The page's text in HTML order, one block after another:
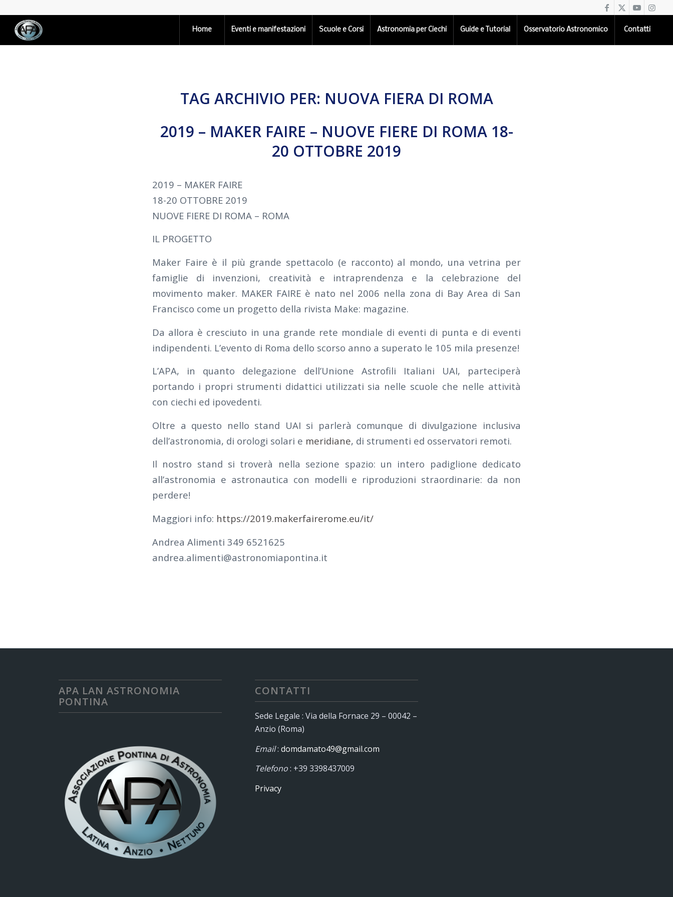
Home Eventi e manifestazioni Scuole e Corsi Astronomia per Ciechi Guide e Tutorial Osservatorio Astronomico Contatti
TAG ARCHIVIO PER: NUOVA FIERA DI ROMA
2019 – MAKER FAIRE – NUOVE FIERE DI ROMA 18-
20 OTTOBRE 2019
2019 – MAKER FAIRE
18-20 OTTOBRE 2019
NUOVE FIERE DI ROMA – ROMA
IL PROGETTO
Maker Faire è il più grande spettacolo (e racconto) al mondo, una vetrina per
famiglie di invenzioni, creatività e intraprendenza e la celebrazione del
movimento maker. MAKER FAIRE è nato nel 2006 nella zona di Bay Area di San
Francisco come un progetto della rivista Make: magazine.
Da allora è cresciuto in una grande rete mondiale di eventi di punta e di eventi
indipendenti. L’evento di Roma dello scorso anno a superato le 105 mila presenze!
L’APA, in quanto delegazione dell’Unione Astrofili Italiani UAI, parteciperà
portando i propri strumenti didattici utilizzati sia nelle scuole che nelle attività
con ciechi ed ipovedenti.
Oltre a questo nello stand UAI si parlerà comunque di divulgazione inclusiva
dell’astronomia, di orologi solari e meridiane, di strumenti ed osservatori remoti.
Il nostro stand si troverà nella sezione spazio: un intero padiglione dedicato
all’astronomia e astronautica con modelli e riproduzioni straordinarie: da non
perdere!
Maggiori info: https://2019.makerfairerome.eu/it/
Andrea Alimenti 349 6521625
andrea.alimenti@astronomiapontina.it
APA LAN ASTRONOMIA
PONTINA
CONTATTI
Sede Legale : Via della Fornace 29 – 00042 –
Anzio (Roma)
Email:domdamato49@gmail.com
Telefono: +39 3398437009
Privacy